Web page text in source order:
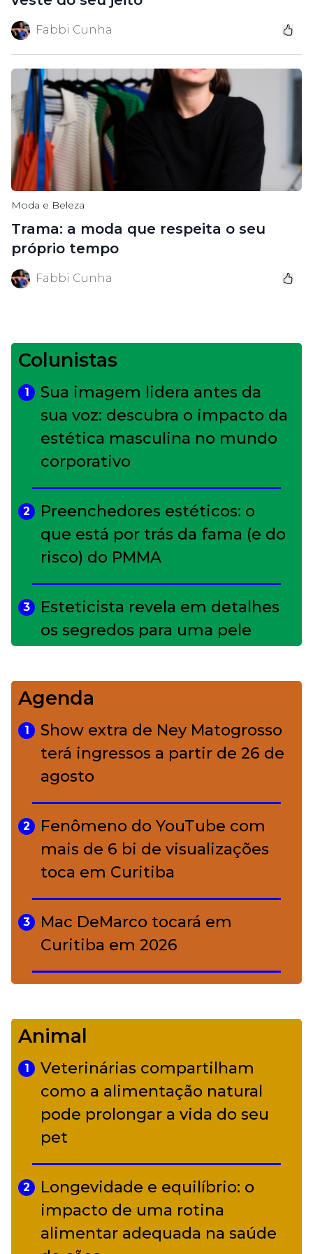
Fabbi Cunha
Moda e Beleza
Trama: a moda que respeita o seu
próprio tempo
Fabbi Cunha
Colunistas
1
Sua imagem lidera antes da
sua voz: descubra o impacto da
estética masculina no mundo
corporativo
2
Preenchedores estéticos: o
que está por trás da fama (e do
risco) do PMMA
3
Esteticista revela em detalhes
os segredos para uma pele
4
Bolsas de palha e ráfia: o
charme rústico que
conquistou o luxo
A ciência por trás da skincare: a
função de cada ativo
Agenda
1
Show extra de Ney Matogrosso
terá ingressos a partir de 26 de
agosto
2
Fenômeno do YouTube com
mais de 6 bi de visualizações
toca em Curitiba
3
Mac DeMarco tocará em
Curitiba em 2026
Camerata tem repertório
diverso a partir de R$ 17
Adriana Calcanhotto retoma
alter ego infantil para show em
Curitiba
Animal
1
Veterinárias compartilham
como a alimentação natural
pode prolongar a vida do seu
pet
2
Longevidade e equilíbrio: o
impacto de uma rotina
alimentar adequada na saúde